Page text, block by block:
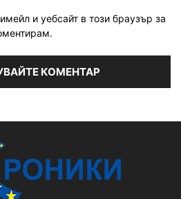
и уебсайт в този браузър за